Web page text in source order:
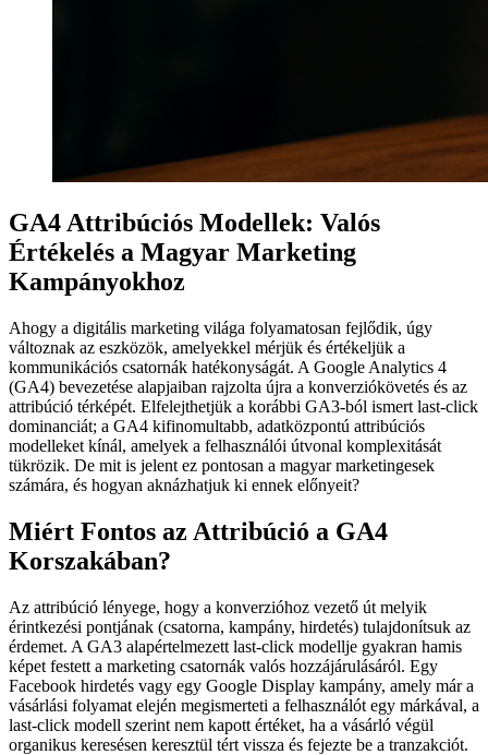
GA4 Attribúciós Modellek: Valós
Értékelés a Magyar Marketing
Kampányokhoz
Ahogy a digitális marketing világa folyamatosan fejlődik, úgy
változnak az eszközök, amelyekkel mérjük és értékeljük a
kommunikációs csatornák hatékonyságát. A Google Analytics 4
(GA4) bevezetése alapjaiban rajzolta újra a konverziókövetés és az
attribúció térképét. Elfelejthetjük a korábbi GA3-ból ismert last-click
dominanciát; a GA4 kifinomultabb, adatközpontú attribúciós
modelleket kínál, amelyek a felhasználói útvonal komplexitását
tükrözik. De mit is jelent ez pontosan a magyar marketingesek
számára, és hogyan aknázhatjuk ki ennek előnyeit?
Miért Fontos az Attribúció a GA4
Korszakában?
Az attribúció lényege, hogy a konverzióhoz vezető út melyik
érintkezési pontjának (csatorna, kampány, hirdetés) tulajdonítsuk az
érdemet. A GA3 alapértelmezett last-click modellje gyakran hamis
képet festett a marketing csatornák valós hozzájárulásáról. Egy
Facebook hirdetés vagy egy Google Display kampány, amely már a
vásárlási folyamat elején megismerteti a felhasználót egy márkával, a
last-click modell szerint nem kapott értéket, ha a vásárló végül
organikus keresésen keresztül tért vissza és fejezte be a tranzakciót.